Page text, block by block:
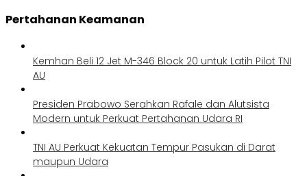
Pertahanan Keamanan
Kemhan Beli 12 Jet M-346 Block 20 untuk Latih Pilot TNI
AU
Presiden Prabowo Serahkan Rafale dan Alutsista
Modern untuk Perkuat Pertahanan Udara RI
TNI AU Perkuat Kekuatan Tempur Pasukan di Darat
maupun Udara